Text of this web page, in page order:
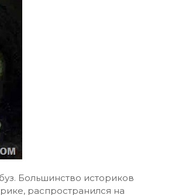
Большинство историков
распространился на